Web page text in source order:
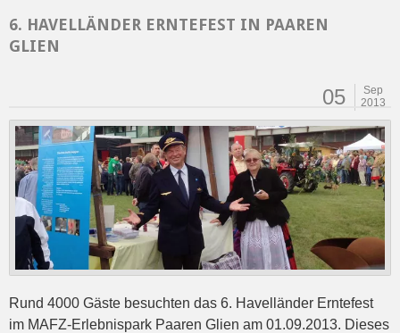
6. HAVELLÄNDER ERNTEFEST IN PAAREN
GLIEN
05
Sep
2013
Rund 4000 Gäste besuchten das 6. Havelländer Erntefest
im MAFZ-Erlebnispark Paaren Glien am 01.09.2013. Dieses